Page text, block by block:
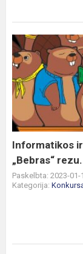
Informatikos
ir
informatinio
mąstymo
konkurso
„Bebras“
rezu...
Informatikos
„Bebras“
Paskelbta: 2023-01-
Kategorija: